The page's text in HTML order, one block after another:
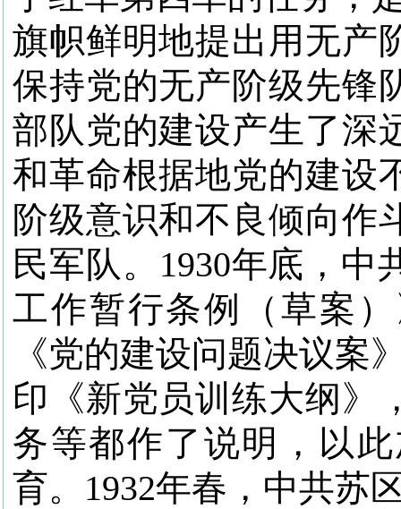
旗帜鲜明地提出用无产
保持党的无产阶级先锋
部队党的建设产生了深
和革命根据地党的建设
阶级意识和不良倾向作
民军队。1930年底，中
工作暂行条例（草案
《党的建设问题决议案
印《新党员训练大纲》
务等都作了说明，以
育。1932年春，中共苏